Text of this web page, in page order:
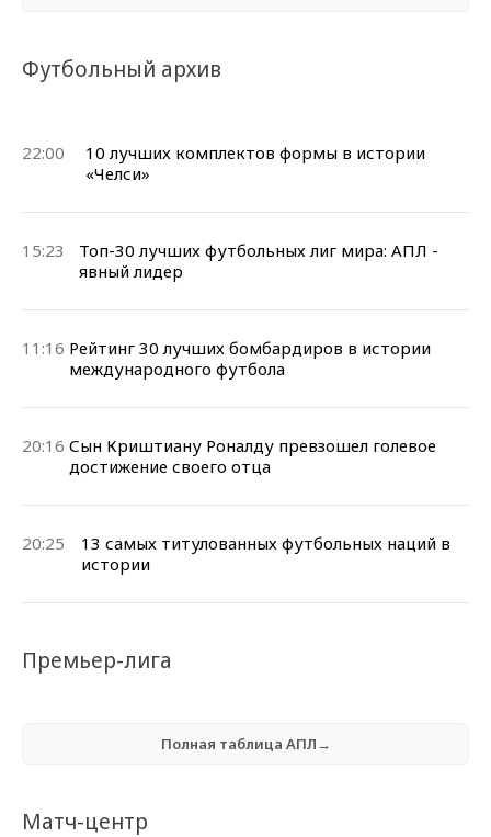
Футбольный архив
22:00
10 лучших комплектов формы в истории
«Челси»
15:23
Топ-30 лучших футбольных лиг мира: АПЛ -
явный лидер
11:16 Рейтинг 30 лучших бомбардиров в истории
международного футбола
20:16 Сын Криштиану Роналду превзошел голевое
достижение своего отца
20:25
13 самых титулованных футбольных наций в
истории
Премьер-лига
Полная таблица АПЛ→
Матч-центр